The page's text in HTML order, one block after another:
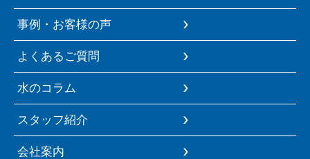
事例・お客様の声
よくあるご質問
水のコラム
スタッフ紹介
会社案内